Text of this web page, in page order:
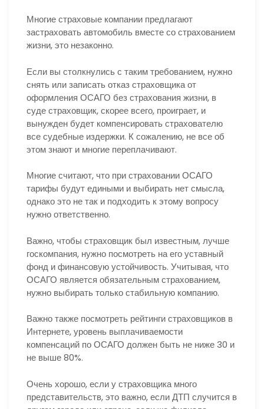
Многие страховые компании предлагают
застраховать автомобиль вместе со страхованием
жизни, это незаконно.
Если вы столкнулись с таким требованием, нужно
снять или записать отказ страховщика от
оформления ОСАГО без страхования жизни, в
суде страховщик, скорее всего, проиграет, и
вынужден будет компенсировать страхователю
все судебные издержки. К сожалению, не все об
этом знают и многие переплачивают.
Многие считают, что при страховании ОСАГО
тарифы будут едиными и выбирать нет смысла,
однако это не так и подходить к этому вопросу
нужно ответственно.
Важно, чтобы страховщик был известным, лучше
госкомпания, нужно посмотреть на его уставный
фонд и финансовую устойчивость. Учитывая, что
ОСАГО является обязательным страхованием,
нужно выбирать только стабильную компанию.
Важно также посмотреть рейтинги страховщиков в
Интернете, уровень выплачиваемости
компенсаций по ОСАГО должен быть не ниже 30 и
не выше 80%.
Очень хорошо, если у страховщика много
представительств, это важно, если ДТП случится в